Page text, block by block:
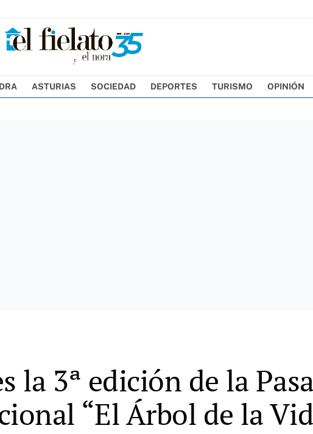
ASTURIAS SOCIEDAD DEPORTES TURISMO OPINIÓN
la 3ª edición de la
“El Árbol de la